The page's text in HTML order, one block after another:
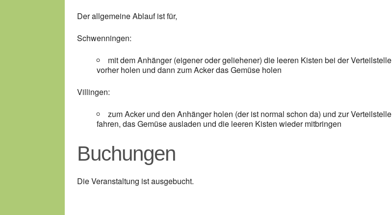
Der allgemeine Ablauf ist für,
Schwenningen:
mit dem Anhänger (eigener oder geliehener) die leeren Kisten bei der Verteilstelle
vorher holen und dann zum Acker das Gemüse holen
Villingen:
zum Acker und den Anhänger holen (der ist normal schon da) und zur Verteilstelle
fahren, das Gemüse ausladen und die leeren Kisten wieder mitbringen
Buchungen
Die Veranstaltung ist ausgebucht.